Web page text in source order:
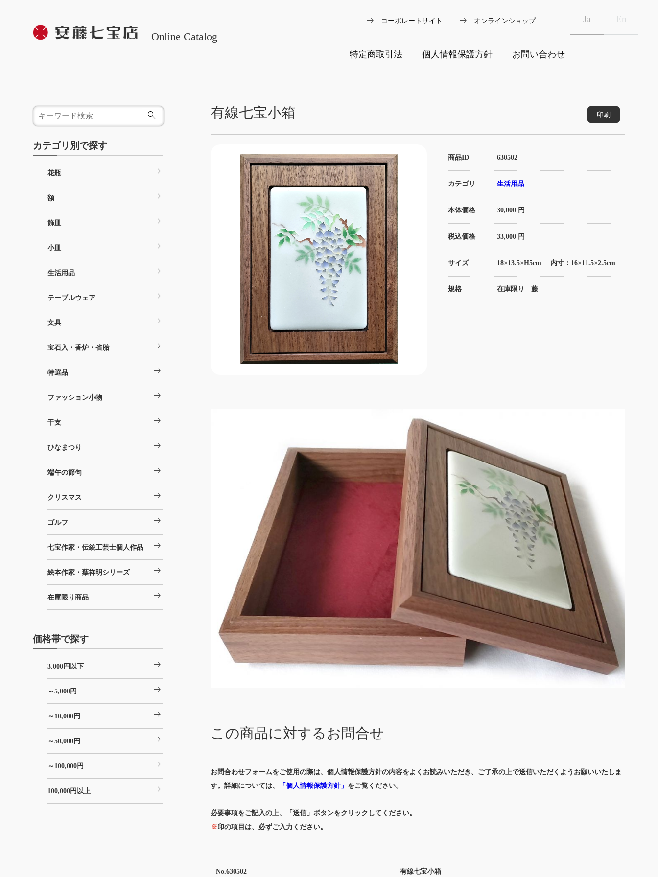
Online Catalog
arrow_right_alt コーポレートサイト arrow_right_alt オンラインショップ Ja En
特定商取引法 個人情報保護方針 お問い合わせ
印刷
有線七宝小箱
商品ID 630502
カテゴリ 生活用品
本体価格 30,000 円
税込価格 33,000 円
サイズ 18×13.5×H5cm 内寸：16×11.5×2.5cm
規格 在庫限り 藤
この商品に対するお問合せ
お問合わせフォームをご使用の際は、個人情報保護方針の内容をよくお読みいただき、ご了承の上で送信いただくようお願いいたしま
す。詳細については、
「個人情報保護方針」 をご覧ください。
必要事項をご記入の上、「送信」ボタンをクリックしてください。
※印の項目は、必ずご入力ください。
No.630502 有線七宝小箱
カテゴリ別で探す
花瓶 arrow_right_alt
額 arrow_right_alt
飾皿 arrow_right_alt
小皿 arrow_right_alt
生活用品 arrow_right_alt
テーブルウェア arrow_right_alt
文具 arrow_right_alt
宝石入・香炉・省胎 arrow_right_alt
特選品 arrow_right_alt
ファッション小物 arrow_right_alt
干支 arrow_right_alt
ひなまつり arrow_right_alt
端午の節句 arrow_right_alt
クリスマス arrow_right_alt
ゴルフ arrow_right_alt
七宝作家・伝統工芸士個人作品 arrow_right_alt
絵本作家・葉祥明シリーズ arrow_right_alt
在庫限り商品 arrow_right_alt
価格帯で探す
3,000円以下 arrow_right_alt
～5,000円 arrow_right_alt
～10,000円 arrow_right_alt
～50,000円 arrow_right_alt
～100,000円 arrow_right_alt
100,000円以上 arrow_right_alt